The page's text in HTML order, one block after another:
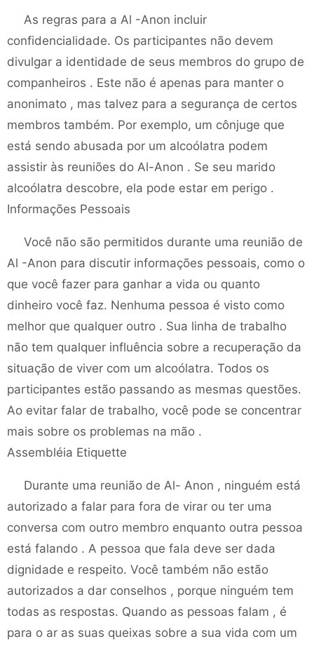
As regras para a Al -Anon incluir
confidencialidade. Os participantes não devem
divulgar a identidade de seus membros do grupo de
companheiros . Este não é apenas para manter o
anonimato , mas talvez para a segurança de certos
membros também. Por exemplo, um cônjuge que
está sendo abusada por um alcoólatra podem
assistir às reuniões do Al-Anon . Se seu marido
alcoólatra descobre, ela pode estar em perigo .
Informações Pessoais
Você não são permitidos durante uma reunião de
Al -Anon para discutir informações pessoais, como o
que você fazer para ganhar a vida ou quanto
dinheiro você faz. Nenhuma pessoa é visto como
melhor que qualquer outro . Sua linha de trabalho
não tem qualquer influência sobre a recuperação da
situação de viver com um alcoólatra. Todos os
participantes estão passando as mesmas questões.
Ao evitar falar de trabalho, você pode se concentrar
mais sobre os problemas na mão .
Assembléia Etiquette
Durante uma reunião de Al- Anon , ninguém está
autorizado a falar para fora de virar ou ter uma
conversa com outro membro enquanto outra pessoa
está falando . A pessoa que fala deve ser dada
dignidade e respeito. Você também não estão
autorizados a dar conselhos , porque ninguém tem
todas as respostas. Quando as pessoas falam , é
para o ar as suas queixas sobre a sua vida com um